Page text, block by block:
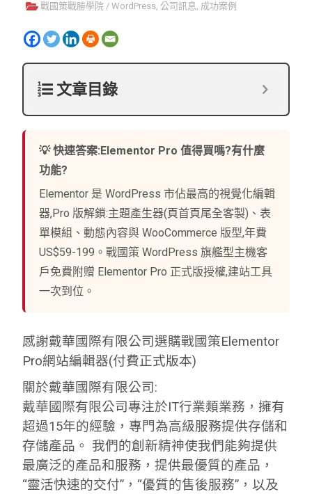
戰國策戰勝學院 /WordPress,公司訊息, 成功案例
文章目錄
💡 快速答案:Elementor Pro 值得買嗎?有什麼
功能?
Elementor 是 WordPress 市佔最高的視覺化編輯
器,Pro 版解鎖:主題產生器(頁首頁尾全客製)、表
單模組、動態內容與 WooCommerce 版型,年費
US$59-199。戰國策 WordPress 旗艦型主機客
戶免費附贈 Elementor Pro 正式版授權,建站工具
一次到位。
感謝戴華國際有限公司選購戰國策Elementor
Pro網站編輯器(付費正式版本)
關於戴華國際有限公司:
戴華國際有限公司專注於IT行業類業務，擁有
超過15年的經驗，專門為高級服務提供存儲和
存儲產品。 我們的創新精神使我們能夠提供
最廣泛的產品和服務，提供最優質的產品，
“靈活快速的交付”，“優質的售後服務”，以及